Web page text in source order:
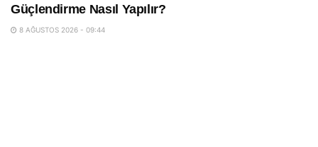
Güçlendirme Nasıl Yapılır?
8 AĞUSTOS 2026 - 09:44